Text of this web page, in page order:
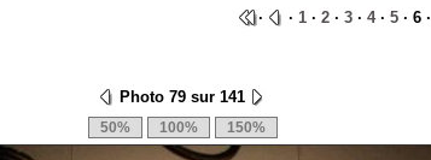
· · 1 · 2 · 3 · 4· 5 · 6 ·
Photo 79 sur 141